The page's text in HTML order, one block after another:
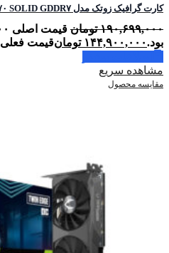
کارت گرافیک زوتک مدل GAMING GeForce RTX ۵۰۷۰ SOLID GDDR۷
۱۹۰,۶۹۹,۰۰۰ تومان
بود.۱۴۴,۹۰۰,۰۰۰ تومانقیمت فعلی ۱۴۴,۹۰۰,۰۰۰ تومان است.
مشاهده سریع
مقایسه محصول